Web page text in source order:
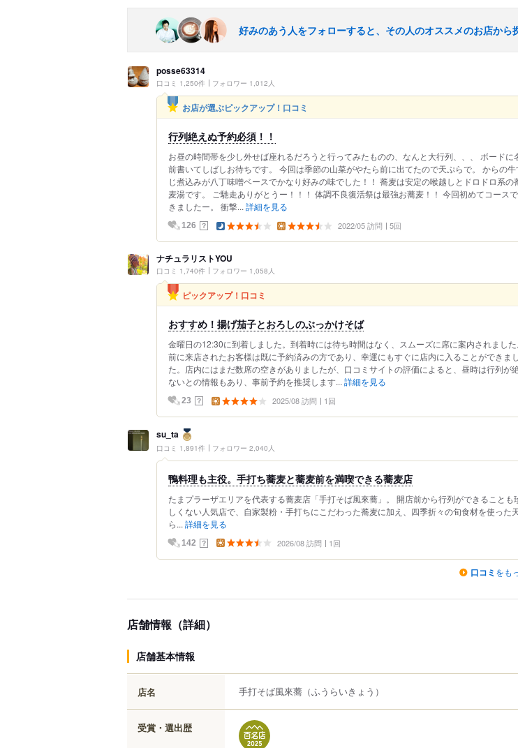
好みのあう人をフォローすると、その人のオススメのお店から
posse63314
口コミ 1,250件 フォロワー 1,012人
お店が選ぶピックアップ！口コミ
行列絶えぬ予約必須！！
お昼の時間帯を少し外せば座れるだろうと行ってみたものの、なんと大行列、、、 ボードに
前書いてしばしお待ちです。 今回は季節の山菜がやたら前に出てたので天ぷらで。 からの牛
じ煮込みが八丁味噌ベースでかなり好みの味でした！！ 蕎麦は安定の喉越しとドロドロ系の
麦湯です。 ご馳走ありがとうー！！！ 体調不良復活祭は最強お蕎麦！！ 今回初めてコース
きましたー。 衝撃... 詳細を見る
126 ？ 2022/05 訪問 5回
ナチュラリストYOU
口コミ 1,740件 フォロワー 1,058人
ピックアップ！口コミ
おすすめ！揚げ茄子とおろしのぶっかけそば
金曜日の12:30に到着しました。到着時には待ち時間はなく、スムーズに席に案内されました
前に来店されたお客様は既に予約済みの方であり、幸運にもすぐに店内に入ることができまし
た。店内にはまだ数席の空きがありましたが、口コミサイトの評価によると、昼時は行列が
ないとの情報もあり、事前予約を推奨します... 詳細を見る
23 ？ 2025/08 訪問 1回
su_ta
口コミ 1,891件 フォロワー 2,040人
鴨料理も主役。手打ち蕎麦と蕎麦前を満喫できる蕎麦店
たまプラーザエリアを代表する蕎麦店「手打そば風來蕎」。 開店前から行列ができることも
しくない人気店で、自家製粉・手打ちにこだわった蕎麦に加え、四季折々の旬食材を使った
ら... 詳細を見る
142 ？ 2026/08 訪問 1回
口コミ をも
店舗情報（詳細）
店舗基本情報
店名 手打そば風來蕎 （ふうらいきょう）
受賞・選出歴